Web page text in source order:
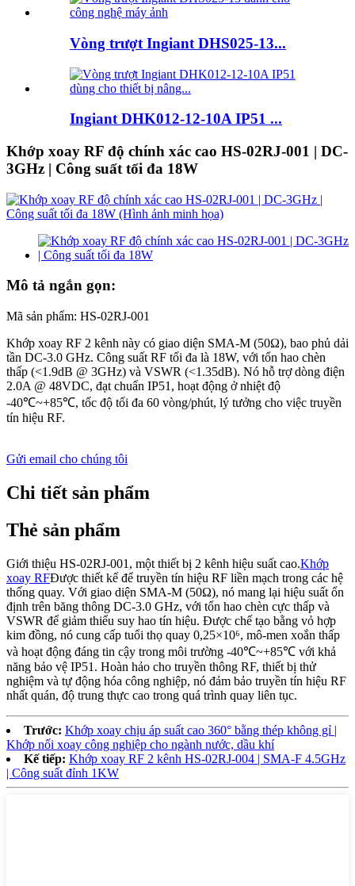
Vòng trượt Ingiant DHS025-13...
Ingiant DHK012-12-10A IP51 ...
Khớp xoay RF độ chính xác cao HS-02RJ-001 | DC-
3GHz | Công suất tối đa 18W
Mô tả ngắn gọn:
Mã sản phẩm: HS-02RJ-001
Khớp xoay RF 2 kênh này có giao diện SMA-M (50Ω), bao phủ dải
tần DC-3.0 GHz. Công suất RF tối đa là 18W, với tổn hao chèn
thấp (<1.9dB @ 3GHz) và VSWR (<1.35dB). Nó hỗ trợ dòng điện
2.0A @ 48VDC, đạt chuẩn IP51, hoạt động ở nhiệt độ
-40℃~+85℃, tốc độ tối đa 60 vòng/phút, lý tưởng cho việc truyền
tín hiệu RF.
Gửi email cho chúng tôi
Chi tiết sản phẩm
Thẻ sản phẩm
Giới thiệu HS-02RJ-001, một thiết bị 2 kênh hiệu suất cao.Khớp
xoay RFĐược thiết kế để truyền tín hiệu RF liền mạch trong các hệ
thống quay. Với giao diện SMA-M (50Ω), nó mang lại hiệu suất ổn
định trên băng thông DC-3.0 GHz, với tổn hao chèn cực thấp và
VSWR để giảm thiểu suy hao tín hiệu. Được chế tạo bằng vỏ hợp
kim đồng, nó cung cấp tuổi thọ quay 0,25×10⁶, mô-men xoắn thấp
và hoạt động đáng tin cậy trong môi trường -40℃~+85℃ với khả
năng bảo vệ IP51. Hoàn hảo cho truyền thông RF, thiết bị thử
nghiệm và tự động hóa công nghiệp, nó đảm bảo truyền tín hiệu RF
nhất quán, độ trung thực cao trong quá trình quay liên tục.
Trước: Khớp xoay chịu áp suất cao 360° bằng thép không gỉ |
Khớp nối xoay công nghiệp cho ngành nước, dầu khí
Kế tiếp: Khớp xoay RF 2 kênh HS-02RJ-004 | SMA-F 4.5GHz
| Công suất đỉnh 1KW